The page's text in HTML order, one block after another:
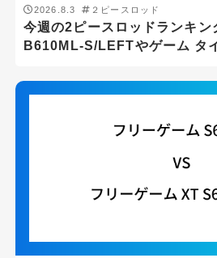
2026.8.3 ２ピースロッド
今週の2ピースロッドランキ
B610ML-S/LEFTやゲーム タ